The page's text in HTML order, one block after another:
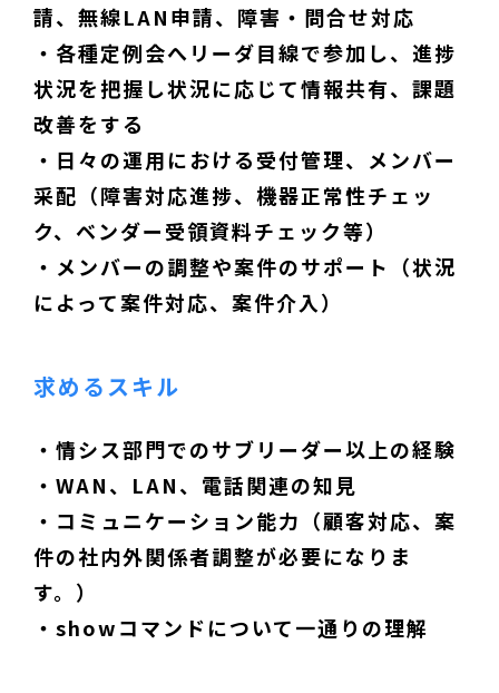
請、無線LAN申請、障害・問合せ対応
・各種定例会へリーダ目線で参加し、進捗
状況を把握し状況に応じて情報共有、課題
改善をする
・日々の運用における受付管理、メンバー
采配（障害対応進捗、機器正常性チェッ
ク、ベンダー受領資料チェック等）
・メンバーの調整や案件のサポート（状況
によって案件対応、案件介入）
求めるスキル
・情シス部門でのサブリーダー以上の経験
・WAN、LAN、電話関連の知見
・コミュニケーション能力（顧客対応、案
件の社内外関係者調整が必要になりま
す。）
・showコマンドについて一通りの理解